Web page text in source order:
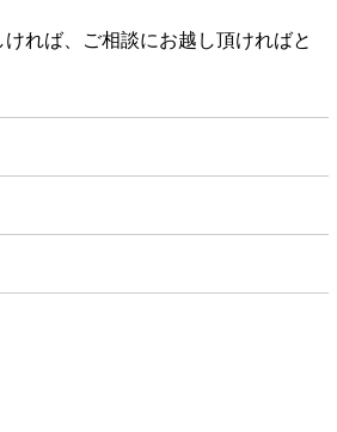
れば、ご相談にお越し頂ければと